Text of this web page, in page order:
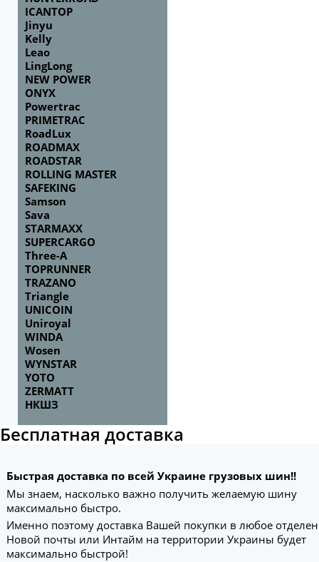
ICANTOP
Jinyu
Kelly
Leao
LingLong
NEW POWER
ONYX
Powertrac
PRIMETRAC
RoadLux
ROADMAX
ROADSTAR
ROLLING MASTER
SAFEKING
Samson
Sava
STARMAXX
SUPERCARGO
Three-A
TOPRUNNER
TRAZANO
Triangle
UNICOIN
Uniroyal
WINDA
Wosen
WYNSTAR
YOTO
ZERMATT
НКШЗ
Бесплатная доставка
Быстрая доставка по всей Украине грузовых шин!!
Мы знаем, насколько важно получить желаемую шину
максимально быстро.
Именно поэтому доставка Вашей покупки в любое
Новой почты или Интайм на территории Украины будет
максимально быстрой!